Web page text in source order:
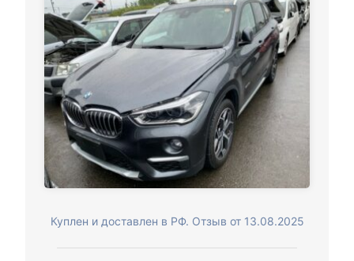
Куплен и доставлен в РФ. Отзыв от 13.08.2025